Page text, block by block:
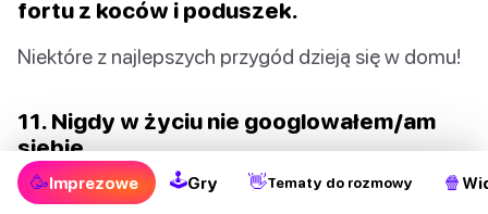
fortu z koców i poduszek.
Niektóre z najlepszych przygód dzieją się w domu!
11. Nigdy w życiu nie googlowałem/am
siebie.
Każdy jest ciekawy, co wie o nim internet.
🥳Imprezowe 🕹Gry 👋Tematy do rozmowy 🍿